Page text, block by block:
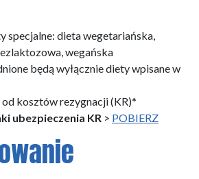
specjalne: dieta wegetariańska,
wegańska
będą wyłącznie diety wpisane w
od kosztów rezygnacji (KR)*
ubezpieczenia KR > POBIERZ